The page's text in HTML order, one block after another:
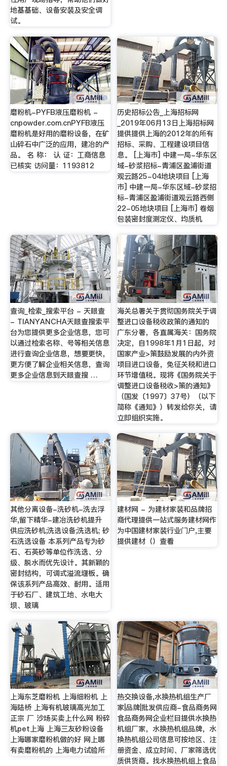
地基基础、设备安装及安全调
试。
磨粉机-PYFB液压磨粉机 -
cnpowder.com.cnPYFB液压
磨粉机是好用的磨粉设备，在矿
山碎石中广泛的应用，建冶的产
品。 名 称： 认 证：工商信息
已核实 访问量：1193812
历史招标公告_上海招标网
_2019年06月13日上海招标网
提供提供上海的2012年的所有
招标、采购、工程建设项目信
息。 [上海市] 中建一局-华东区
域-砂浆招标-青浦区盈浦街道
观云路25-04地块项目 [上海
市] 中建一局-华东区域-砂浆招
标-青浦区盈浦街道观云路西侧
22-05地块项目 [上海市] 卷烟
包装密封度测定仪、均质机
查询_检索_搜索平台 - 天眼查
- TIANYANCHA天眼查搜索平
台为您提供更多企业信息，您可
以通过检索名称、号等相关信息
进行查询企业信息，想要更快，
更方便了解企业相关信息，查询
更多企业信息到天眼查搜 …
海关总署关于贯彻国务院关于调
整进口设备税收政策的通知的
广东分署，各直属海关：国务院
决定，自1998年1月1日起，对
国家产业>策鼓励发展的内外资
项目进口设备，免征关税和进口
环节增值税。现将《国务院关于
调整进口设备税收>策的通知》
（国发〔1997〕37号）（以下
简称《通知》）转发给你关，请
立即组织实施。
其他分离设备-洗砂机-洗去浮
华,留下精华-建冶洗砂机提升
供应洗砂机;洗选设备;洗选机; 砂
石洗选设备 本系列产品专为砂
石、石英砂等单位作洗选、分
级、脱水而优先设计。其新颖的
密封结构，可调式溢流堰板。确
保该系列产品高效、耐用。适用
于砂石厂、建筑工地、水电大
坝、玻璃
建材网 - 为建材家装和品牌招
商代理提供一站式服务建材网作
为中国建材家装行业门户,主要
提供建材（）查看
上海东芝磨粉机 上海细粉机 上
海陆桥 上海有机玻璃高光加工
正宗 厂 沙场买卖上什么网 粉碎
机pet上海 上海三友砂粉设备
上海哪家磨粉机做的好 网上哪
有卖磨粉机的 上海电力试验所
热交换设备,水换热机组生产厂
家|品牌|批发供应商-食品商务网
食品商务网企业栏目提供水换热
机组厂家，水换热机组品牌，水
换热机组公司信息可按地区、注
册资金、成立时间、厂家筛选优
质供货商。找水换热机组上食品